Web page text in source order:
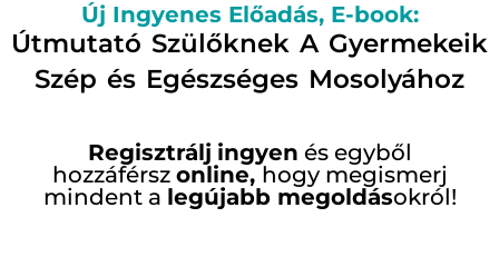
Új Ingyenes Előadás, E-book:
Útmutató Szülőknek A Gyermekeik
Szép és Egészséges Mosolyához
Regisztrálj ingyen és egyből
hozzáférsz online, hogy megismerj
mindent a legújabb megoldásokról!